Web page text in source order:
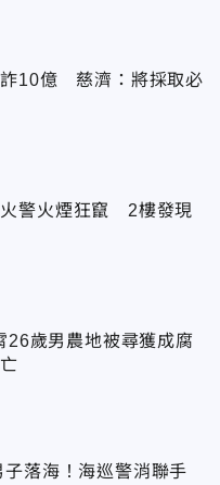
詐10億 慈濟：將採取必
火警火煙狂竄 2樓發現
26歲男農地被尋獲成腐
落海！海巡警消聯手